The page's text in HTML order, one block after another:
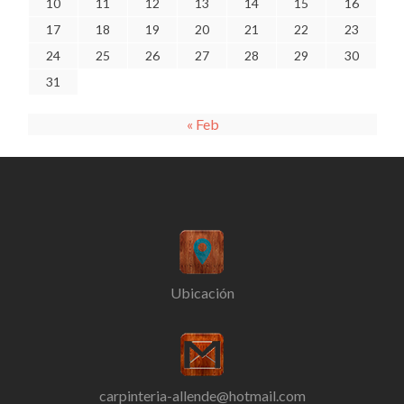
10
11 12 13 14 15
16
17
18 19 20 21 22
23
24
25 26 27 28 29
30
31
« Feb
Ubicación
carpinteria-allende@hotmail.com